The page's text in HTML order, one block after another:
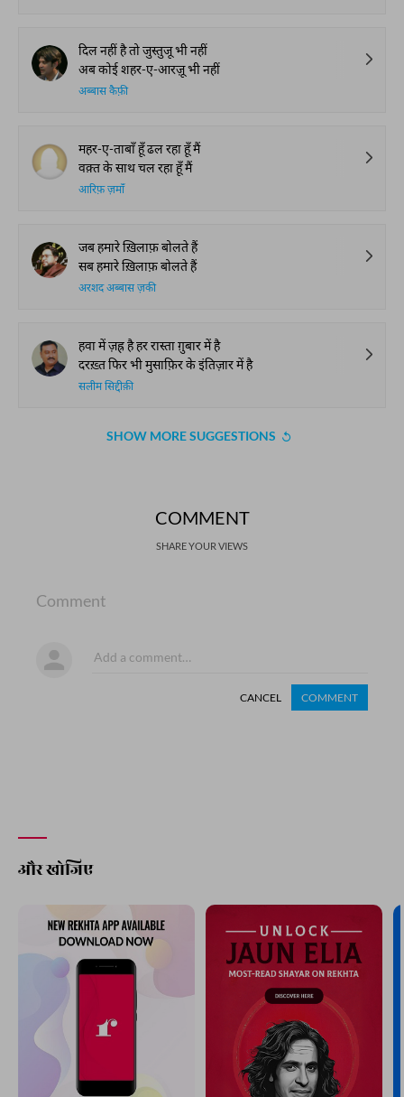
दिल नहीं है तो जुस्तुजू भी नहीं
अब कोई शहर-ए-आरज़ू भी नहीं
अब्बास कैफ़ी
महर-ए-ताबाँ हूँ ढल रहा हूँ मैं
वक़्त के साथ चल रहा हूँ मैं
आरिफ़ ज़माँ
जब हमारे ख़िलाफ़ बोलते हैं
सब हमारे ख़िलाफ़ बोलते हैं
अरशद अब्बास ज़की
हवा में ज़ह्र है हर रास्ता ग़ुबार में है
दरख़्त फिर भी मुसाफ़िर के इंतिज़ार में है
सलीम सिद्दीक़ी
SHOW MORE SUGGESTIONS
COMMENT
SHARE YOUR VIEWS
Comment
CANCEL COMMENT
और खोजिए